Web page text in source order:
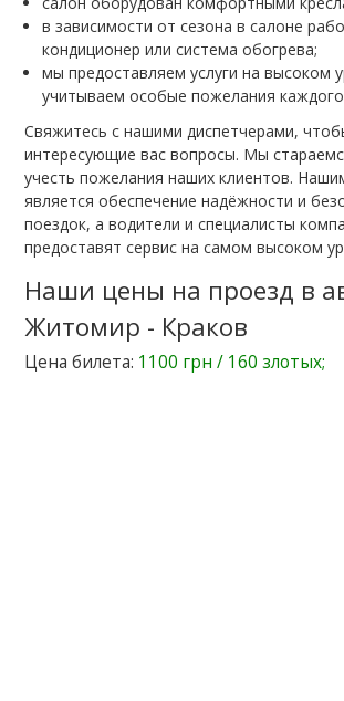
в зависимости от сезона в салоне
кондиционер или система обогрева;
мы предоставляем услуги на высоком
учитываем особые пожелания каждого
Свяжитесь с нашими диспетчерами,
интересующие вас вопросы. Мы
учесть пожелания наших клиентов.
является обеспечение надёжности и
поездок, а водители и специалисты
предоставят сервис на самом высоком
Наши цены на проезд в
Житомир - Краков
Цена билета: 1100 грн / 160 злотых;